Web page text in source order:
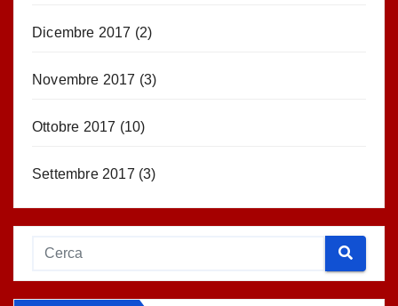
Dicembre 2017 (2)
Novembre 2017 (3)
Ottobre 2017 (10)
Settembre 2017 (3)